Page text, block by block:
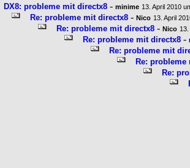
DX8: probleme mit directx8 - minime 13. April 2010
Re: probleme mit directx8 - Nico 13. April
Re: probleme mit directx8 - Nico
Re: probleme mit directx8 -
Re: probleme mit
Re:
Re: